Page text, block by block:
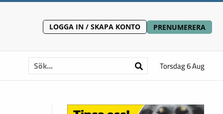
LOGGA IN / SKAPA KONTO PRENUMERERA
Torsdag 6 Aug